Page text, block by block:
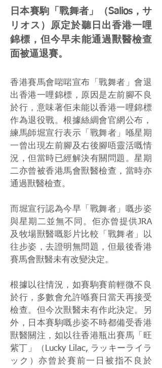
日本賽駒「戰舞者」（Salios，サ
リオス）原定於聽日出香港一哩
錦標，但今早未能通過獸醫檢查
面被逼退賽。
香港賽馬會啱啱宣布「戰舞者」會退
出香港一哩錦標，原因是左前腳不良
於行，意味著佢未能以香港一哩錦標
作為退役戰。根據絲綢會官網公布，
練馬師堀宣行表示「戰舞者」喺星期
一曾出現左前腳及右後腳唔靈活嘅情
況，但當時已經解決有關問題。星期
二亦曾被香港馬會獸醫檢查，當時亦
通過獸醫檢查。
而堀宣行認為今早「戰舞者」嘅步姿
與星期二並無不同。佢亦曾提供JRA
及牧場獸醫嘅影片比較「戰舞者」以
往步姿，去證明無問題，但最後香港
賽馬會獸醫未有改變決定。
根據以往情況，如賽駒賽前輕微不良
於行，多數會允許喺賽日當天再接受
檢查。但今次獸醫未有作此決定。另
外，日本賽駒嘅步姿不時都備受香港
獸醫關注，如以往香港瓶出賽馬「旺
紫丁」（Lucky Lilac, ラッキーライラ
ック）亦曾於賽前一日被指不良於